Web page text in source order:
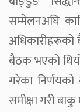
सम्मेलनअघि
अधिकारीहरूको
बैठक भएको
गरेका निर्णयको
समीक्षा गरी